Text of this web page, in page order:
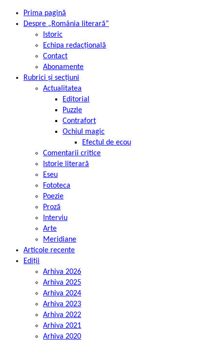
Prima pagină
Despre „România literară”
Istoric
Echipa redacțională
Contact
Abonamente
Rubrici și secțiuni
Actualitatea
Editorial
Puzzle
Contrafort
Ochiul magic
Efectul de ecou
Comentarii critice
Istorie literară
Eseu
Fototeca
Poezie
Proză
Interviu
Arte
Meridiane
Articole recente
Ediții
Arhiva 2026
Arhiva 2025
Arhiva 2024
Arhiva 2023
Arhiva 2022
Arhiva 2021
Arhiva 2020